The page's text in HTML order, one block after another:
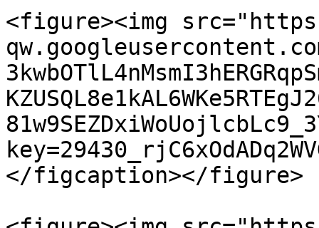
<figure><img
</figcaption></figure>